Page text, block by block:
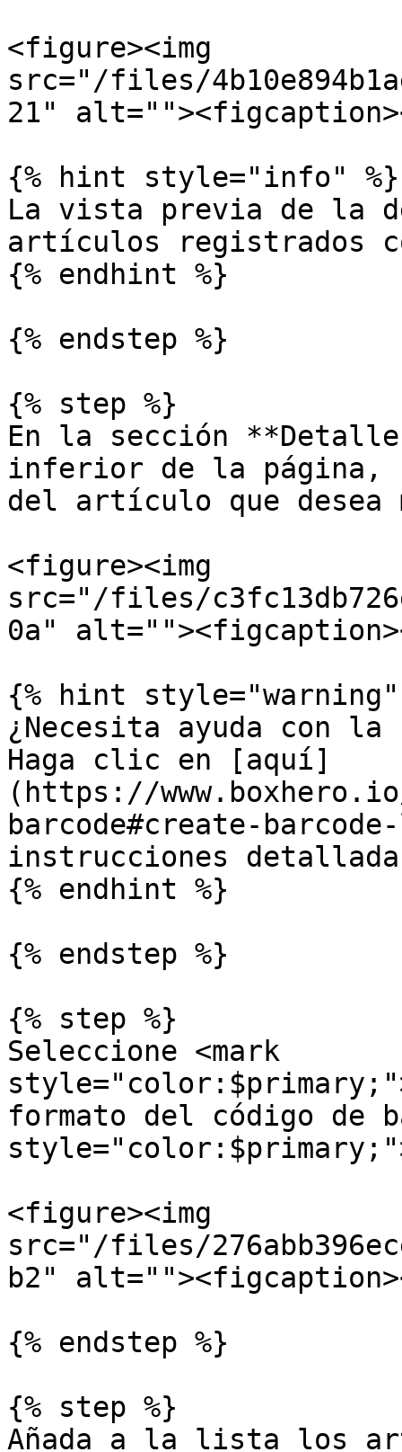
<figure><img
src="/files/
21"
{% hint style="info" %}
La vista previa de la
artículos registrados
{% endhint %}
{% endstep %}
{% step %}
En la sección
inferior de la página,
del artículo que
<figure><img
src="/files/
0a"
{% hint style="warning"
¿Necesita ayuda con
Haga clic en [aquí]
(https://
barcode#create-
instrucciones
{% endhint %}
{% endstep %}
{% step %}
Seleccione <mark
formato del código de
<figure><img
src="/files/
b2"
{% endstep %}
{% step %}
Añada a la lista los